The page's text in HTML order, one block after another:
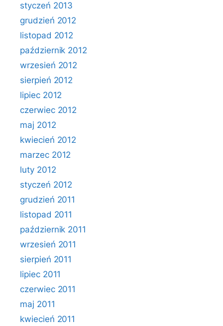
styczeń 2013
grudzień 2012
listopad 2012
październik 2012
wrzesień 2012
sierpień 2012
lipiec 2012
czerwiec 2012
maj 2012
kwiecień 2012
marzec 2012
luty 2012
styczeń 2012
grudzień 2011
listopad 2011
październik 2011
wrzesień 2011
sierpień 2011
lipiec 2011
czerwiec 2011
maj 2011
kwiecień 2011